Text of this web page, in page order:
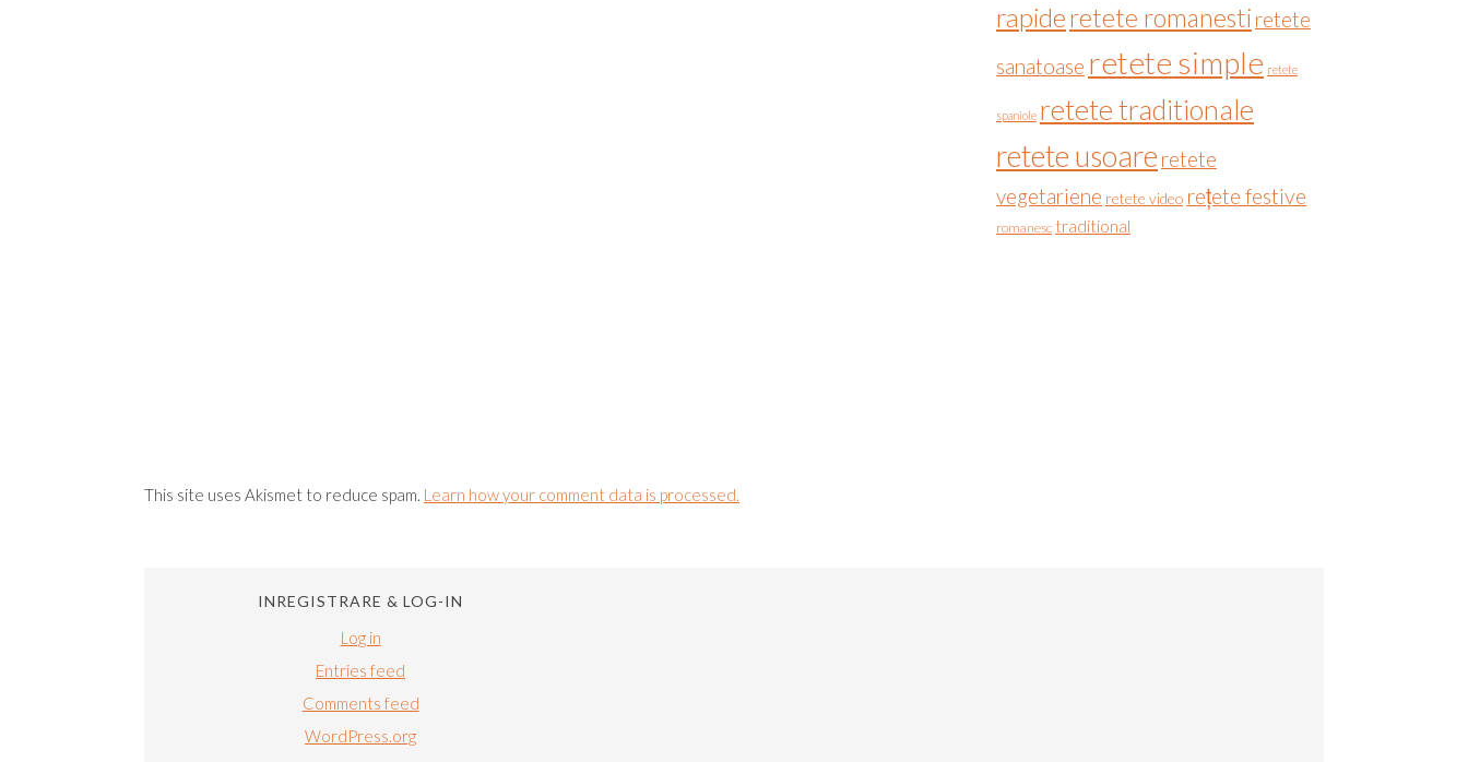
This site uses Akismet to reduce spam. Learn how your comment data is processed.
rapideretete romanesti retete
sanatoase retete simple retete
spaniole retete traditionale
retete usoare retete
vegetariene retete video rețete festive
romanesc traditional
INREGISTRARE & LOG-IN
Log in
Entries feed
Comments feed
WordPress.org